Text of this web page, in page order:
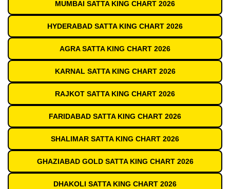
MUMBAI SATTA KING CHART 2026
HYDERABAD SATTA KING CHART 2026
AGRA SATTA KING CHART 2026
KARNAL SATTA KING CHART 2026
RAJKOT SATTA KING CHART 2026
FARIDABAD SATTA KING CHART 2026
SHALIMAR SATTA KING CHART 2026
GHAZIABAD GOLD SATTA KING CHART 2026
DHAKOLI SATTA KING CHART 2026